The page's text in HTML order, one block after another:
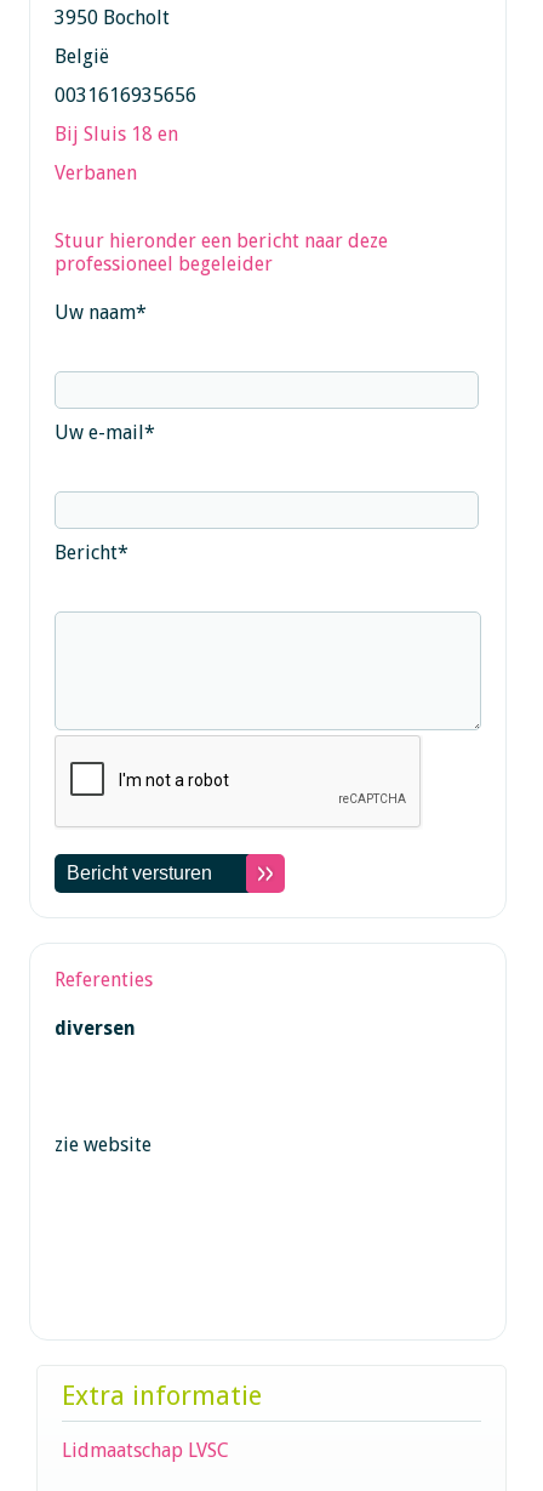
3950 Bocholt
België
0031616935656
Bij Sluis 18 en
Verbanen
Stuur hieronder een bericht naar deze
professioneel begeleider
Uw naam*
Uw e-mail*
Bericht*
Referenties
diversen
zie website
Extra informatie
Lidmaatschap LVSC